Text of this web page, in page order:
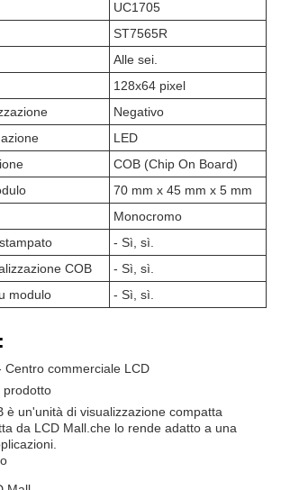
UC1705
ST7565R
Alle sei.
128x64 pixel
Negativo
LED
COB (Chip On Board)
70 mm x 45 mm x 5 mm
Monocromo
- Sì, sì.
COB
- Sì, sì.
modulo
- Sì, sì.
Centro commerciale LCD
prodotto
è un'unità di visualizzazione compatta
da LCD Mall.che lo rende adatto a una